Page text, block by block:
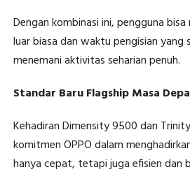
Dengan kombinasi ini, pengguna
luar biasa dan waktu pengisian yang
menemani aktivitas seharian penuh.
Standar Baru Flagship Masa
Kehadiran Dimensity 9500 dan
komitmen OPPO dalam
hanya cepat, tetapi juga efisien dan